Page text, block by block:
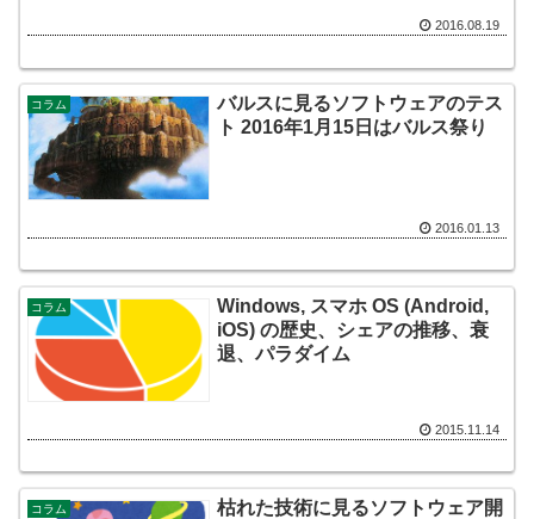
2016.08.19
コラム
バルスに見るソフトウェアのテス
ト 2016年1月15日はバルス祭り
2016.01.13
コラム
Windows, スマホ OS (Android,
iOS) の歴史、シェアの推移、衰
退、パラダイム
2015.11.14
コラム
枯れた技術に見るソフトウェア開